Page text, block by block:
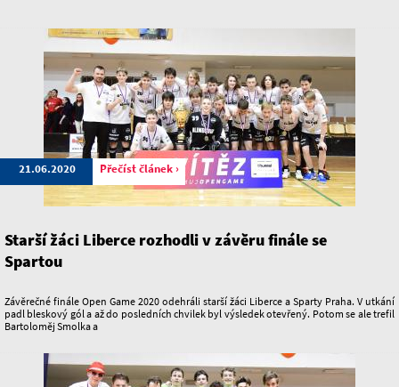
21.06.2020 Přečíst článek ›
Starší žáci Liberce rozhodli v závěru finále se
Spartou
Závěrečné finále Open Game 2020 odehráli starší žáci Liberce a Sparty Praha. V utkání
padl bleskový gól a až do posledních chvilek byl výsledek otevřený. Potom se ale trefil
Bartoloměj Smolka a